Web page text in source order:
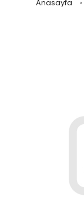
Anasayfa